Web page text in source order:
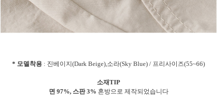
* 모델착용 : 진베이지(Dark Beige),소라(Sky Blue) / 프리사이즈(55~66)
소재TIP
면 97%, 스판 3% 혼방으로 제작되었습니다